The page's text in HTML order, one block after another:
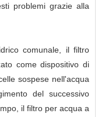
problemi grazie alla
comunale, il filtro
come dispositivo di
sospese nell'acqua
del successivo
il filtro per acqua a